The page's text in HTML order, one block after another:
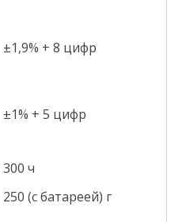
±1,9% + 8 цифр
±1% + 5 цифр
300 ч
250 (с батареей) г